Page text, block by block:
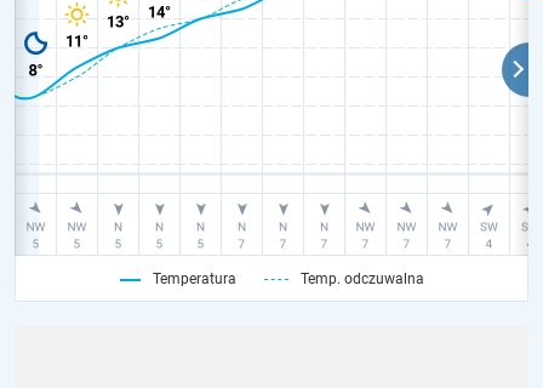
Temperatura Temp. odczuwalna